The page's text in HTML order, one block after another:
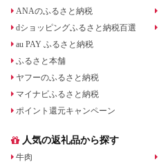
ANAのふるさと納税
dショッピングふるさと納税百選
au PAY ふるさと納税
ふるさと本舗
ヤフーのふるさと納税
マイナビふるさと納税
ポイント還元キャンペーン
人気の返礼品から探す
牛肉